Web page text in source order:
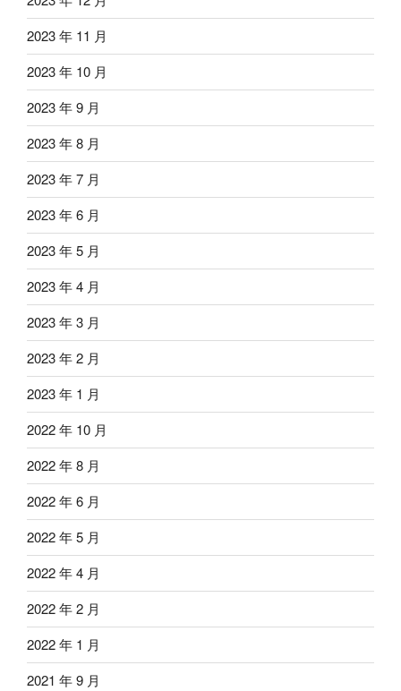
2023 年 11 月
2023 年 10 月
2023 年 9 月
2023 年 8 月
2023 年 7 月
2023 年 6 月
2023 年 5 月
2023 年 4 月
2023 年 3 月
2023 年 2 月
2023 年 1 月
2022 年 10 月
2022 年 8 月
2022 年 6 月
2022 年 5 月
2022 年 4 月
2022 年 2 月
2022 年 1 月
2021 年 9 月